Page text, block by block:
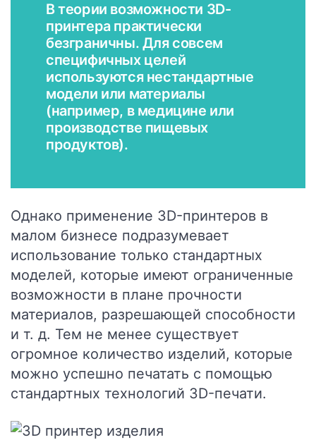
В теории возможности 3D-
принтера практически
безграничны. Для совсем
специфичных целей
используются нестандартные
модели или материалы
(например, в медицине или
производстве пищевых
продуктов).
Однако применение 3D-принтеров в
малом бизнесе подразумевает
использование только стандартных
моделей, которые имеют ограниченные
возможности в плане прочности
материалов, разрешающей способности
и т. д. Тем не менее существует
огромное количество изделий, которые
можно успешно печатать с помощью
стандартных технологий 3D-печати.